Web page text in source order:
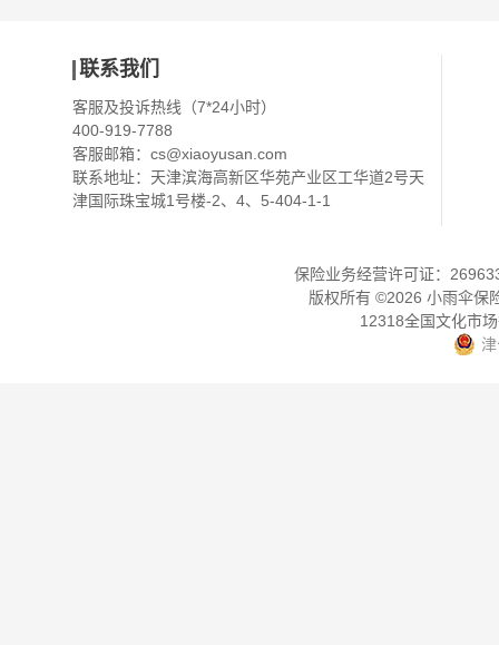
联系我们
客服及投诉热线（7*24小时）
400-919-7788
客服邮箱： cs@xiaoyusan.com
联系地址：天津滨海高新区华苑产业区工华道2号天
津国际珠宝城1号楼-2、4、5-404-1-1
保险业务经营许可证：
版权所有 ©2026 小雨伞保
12318全国文化市